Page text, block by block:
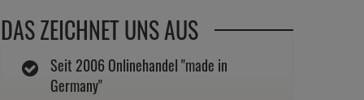
DAS ZEICHNET UNS AUS
Seit 2006 Onlinehandel "made in
Germany"